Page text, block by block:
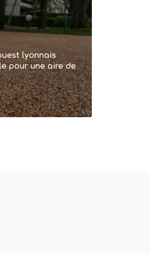
lyonnais
pour une aire de